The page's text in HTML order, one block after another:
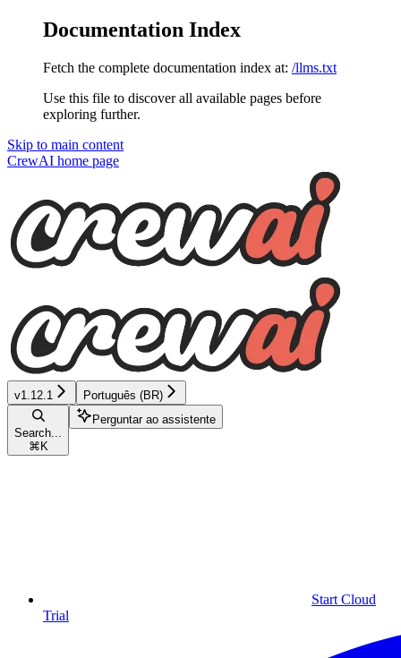
Documentation Index
Fetch the complete documentation index at: /llms.txt
Use this file to discover all available pages before
exploring further.
Skip to main content
CrewAI home page
v1.12.1 Português (BR)
Search...
⌘ K
Perguntar ao assistente
Start Cloud
Trial